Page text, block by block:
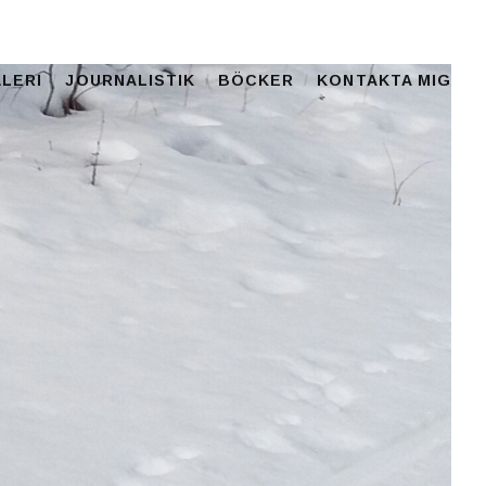
JOURNALISTIK BÖCKER KONTAKTA MIG